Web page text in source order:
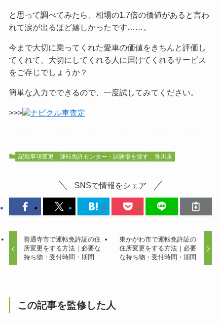
と思って調べてみたら、相場の1.7倍の価値があると言わ
れて涙が出るほど嬉しかったです……。
今まで大切に乗ってくれた愛車の価値をきちんと評価し
てくれて、大切にしてくれる人に届けてくれるサービス
をご存じでしょうか？
簡単な入力でできるので、一度試してみてください。
>>> ナビクル車査定
記載事項変更 運転免許センター・試験場を探す 香川県
SNSで情報をシェア
善通寺市で運転免許証の住
所変更をする方法｜必要な
持ち物・受付時間・期間
東かがわ市で運転免許証の
住所変更をする方法｜必要
な持ち物・受付時間・期間
この記事を監修した人